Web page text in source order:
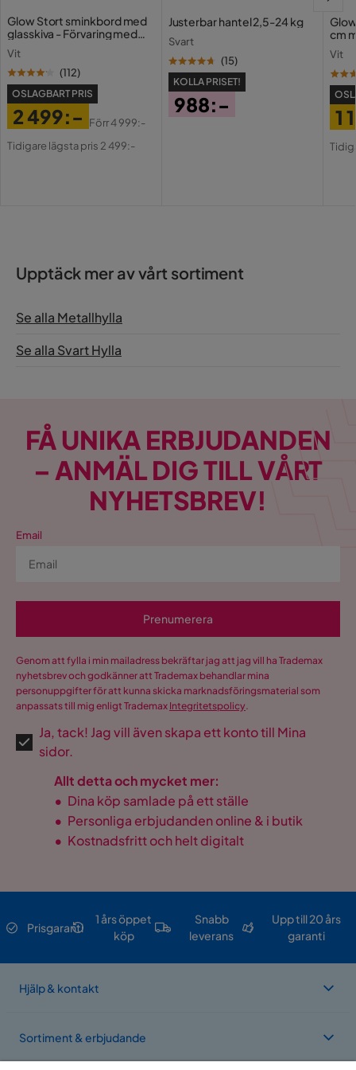
Glow Stort sminkbord med
glasskiva - Förvaring med
Vit
(112)
OSLAGBART PRIS
Pris
2 499:-
Original
Förr4 999:-
Tidigare lägsta pris 2 499:-
Justerbar hantel 2,5-24 kg
Svart
(15)
KOLLA PRISET!
988:-
cm
Vit
1
Upptäck mer av vårt sortiment
Se alla Metallhylla
Se alla Svart Hylla
FÅ UNIKA ERBJUDANDEN
– ANMÄL DIG TILL VÅRT
NYHETSBREV!
Email
Prenumerera
Genom att fylla i min mailadress bekräftar jag att jag vill ha Trademax
nyhetsbrev och godkänner att Trademax behandlar mina
personuppgifter för att kunna skicka marknadsföringsmaterial som
anpassats till mig enligt Trademax Integritetspolicy.
Ja, tack! Jag vill även skapa ett konto till Mina
sidor.
Allt detta och mycket mer:
• Dina köp samlade på ett ställe
• Personliga erbjudanden online & i butik
• Kostnadsfritt och helt digitalt
Prisgaranti
1 års öppet
köp
Snabb
leverans
Upp till 20 års
garanti
Hjälp & kontakt
Sortiment & erbjudande